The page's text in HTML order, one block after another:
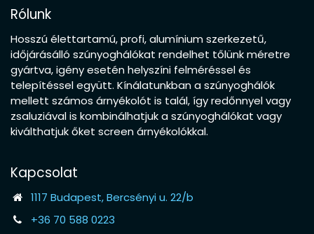
Rólunk
Hosszú élettartamú, profi, alumínium szerkezetű,
időjárásálló szúnyoghálókat rendelhet tőlünk méretre
gyártva, igény esetén helyszíni felméréssel és
telepítéssel együtt. Kínálatunkban a szúnyoghálók
mellett számos árnyékolót is talál, így redőnnyel vagy
zsaluziával is kombinálhatjuk a szúnyoghálókat vagy
kiválthatjuk őket screen árnyékolókkal.
Kapcsolat
1117 Budapest, Bercsényi u. 22/b
+36 70 588 0223